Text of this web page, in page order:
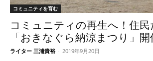
コミュニティを育む
コミュニティの再生へ！住
「おきなぐら納涼まつり」開
ライター 三浦貴裕 - 2019年9月20日